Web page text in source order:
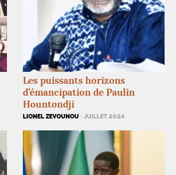
Les puissants horizons
d’émancipation de Paulin
Hountondji
LIONEL ZEVOUNOU · JUILLET 2024